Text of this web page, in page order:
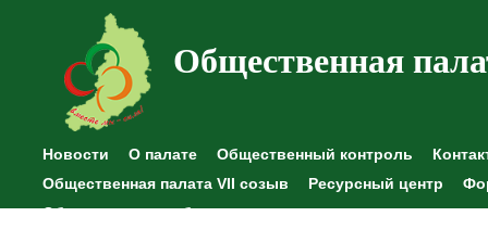
Общественная
Новости О палате Общественный контроль
Общественная палата VII созыв
Ресурсный центр
Общественные наблюдения